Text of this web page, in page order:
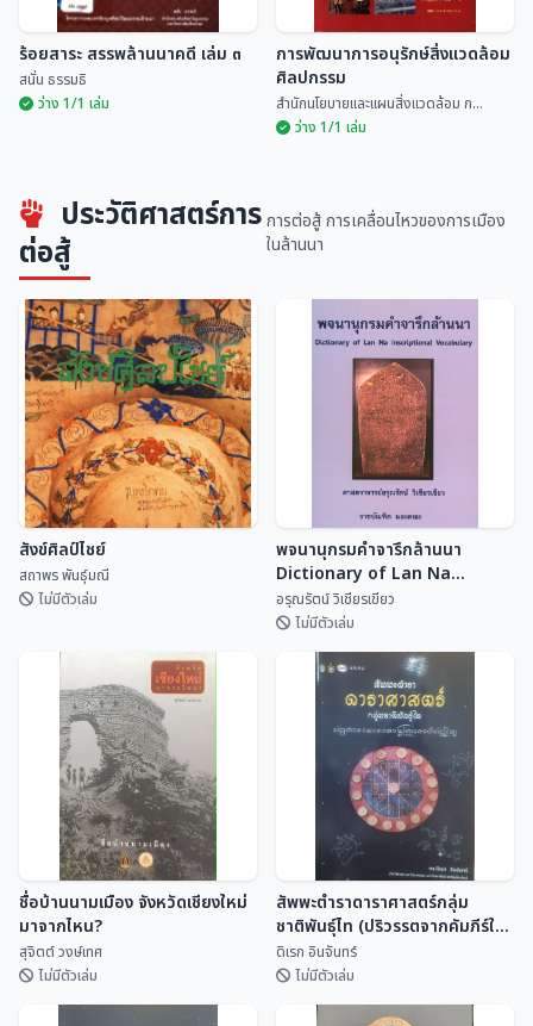
ร้อยสาระ สรรพล้านนาคดี เล่ม ๓
สนั่น ธรรมธิ
ร้อยสาระ สรรพล้านนาคดี เล่ม ๓
สนั่น ธรรมธิ
ว่าง 1/1 เล่ม
ศิลปกรรม
สำนักนโยบายและแผนสิ่...
การพัฒนาการอนุรักษ์สิ่งแวดล้อม
ศิลปกรรม
สำนักนโยบายและแผนสิ่งแวดล้อม ก...
ว่าง 1/1 เล่ม
ประวัติศาสตร์การ
ต่อสู้
การต่อสู้ การเคลื่อนไหวของการเมือง
ในล้านนา
สังข์ศิลป์ไชย์
สถาพร พันธุ์มณี
สังข์ศิลป์ไชย์
สถาพร พันธุ์มณี
ไม่มีตัวเล่ม
พจนานุกรมคำจารึกล้านนา
Dictionary of Lan Na
Inscriptional Vocabulary
อรุณรัตน์ วิเชียรเขี...
พจนานุกรมคำจารึกล้านนา
Dictionary of Lan Na
Inscriptional Vocabulary
อรุณรัตน์ วิเชียรเขียว
ไม่มีตัวเล่ม
ชื่อบ้านนามเมือง จังหวัดเชียงใหม่
มาจากไหน?
สุจิตต์ วงษ์เทศ
ไม่มีตัวเล่ม
สัพพะตำราดาราศาสตร์กลุ่ม
ชาติพันธุ์ไท (ปริวรรตจากคัมภีร์ใบ
ลานและพับสา)
ดิเรก อินจันทร์
ไม่มีตัวเล่ม